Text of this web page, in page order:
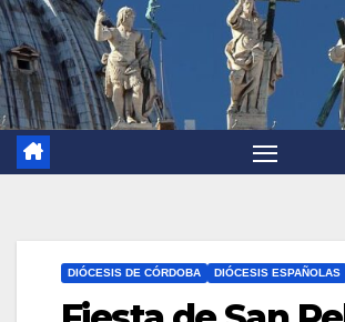
DIÓCESIS DE CÓRDOBA DIÓCESIS ESPAÑOLAS